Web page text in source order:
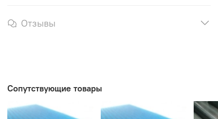
Отзывы
Сопутствующие товары